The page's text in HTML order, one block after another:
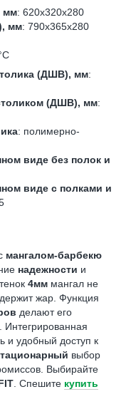
мм: 620х320х280
мм: 790х365х280
(ДШВ), мм:
(ДШВ), мм:
: полимерно-
виде без полок и
виде с полками и
мангалом-барбекю
надежности и
4мм мангал не
жар. Функция
делают его
и удобный доступ к
выбор
Выбирайте
. Спешите купить